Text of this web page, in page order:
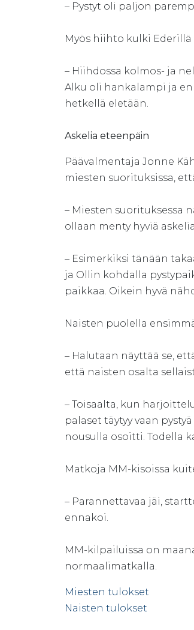
– Pystyt oli paljon
Myös hiihto kulki
– Hiihdossa kolmos- ja
Alku oli hankalampi ja
hetkellä eletään.
Askelia eteenpäin
Päävalmentaja Jonne
miesten suorituksissa,
– Miesten suorituksessa
ollaan menty hyviä
– Esimerkiksi tänään
ja Ollin kohdalla
paikkaa. Oikein hyvä
Naisten puolella
– Halutaan näyttää se,
että naisten osalta
– Toisaalta, kun
palaset täytyy vaan
nousulla osoitti. Todella
Matkoja MM-kisoissa
– Parannettavaa jäi,
ennakoi.
MM-kilpailuissa on
normaalimatkalla.
Miesten tulokset
Naisten tulokset